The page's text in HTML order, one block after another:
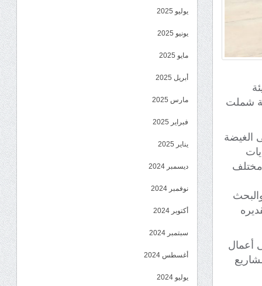
شملت
الغيضة
مختلف
أعمال
يوليو 2025
يونيو 2025
مايو 2025
أبريل 2025
مارس 2025
فبراير 2025
يناير 2025
ديسمبر 2024
نوفمبر 2024
أكتوبر 2024
سبتمبر 2024
أغسطس 2024
يوليو 2024